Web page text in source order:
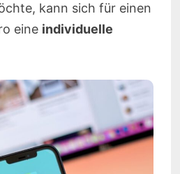
kann sich für einen
eine individuelle